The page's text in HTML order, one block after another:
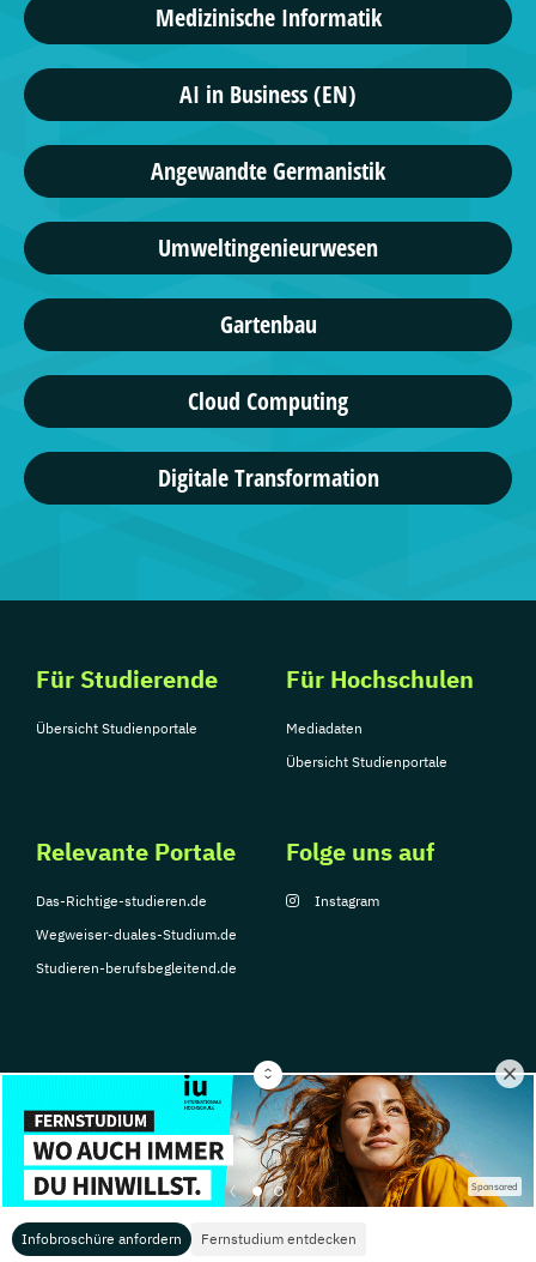
Infobroschüre anfordern Fernstudium entdecken
Sponsored
Medizinische Informatik
AI in Business (EN)
Angewandte Germanistik
Umweltingenieurwesen
Gartenbau
Cloud Computing
Digitale Transformation
Für Studierende
Übersicht Studienportale
Für Hochschulen
Mediadaten
Übersicht Studienportale
Relevante Portale
Das-Richtige-studieren.de
Wegweiser-duales-Studium.de
Studieren-berufsbegleitend.de
Folge uns auf
Instagram
© Copyright 2026, TarGroup Media GmbH
Impressum
Über
uns
Datenschutzerklärung Nutzungsbedingungen